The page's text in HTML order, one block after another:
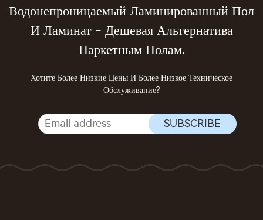
Водонепроницаемый Ламинированный Пол
И Ламинат - Дешевая Альтернатива
Паркетным Полам.
Хотите Более Низкие Цены И Более Низкое Техническое
Обслуживание?